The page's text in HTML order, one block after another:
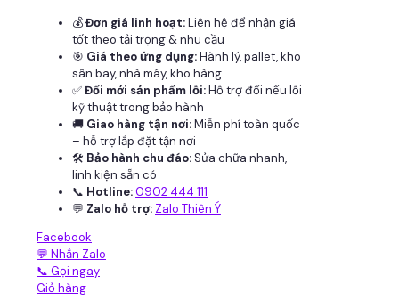
💰Đơn giá linh hoạt:Liên hệ để nhận giá
tốt theo tải trọng & nhu cầu
🎯 Giá theo ứng dụng:Hành lý, pallet, kho
sân bay, nhà máy, kho hàng...
✅Đổi mới sản phẩm lỗi:Hỗ trợ đổi nếu lỗi
kỹ thuật trong bảo hành
🚚 Giao hàng tận nơi:Miễn phí toàn quốc
– hỗ trợ lắp đặt tận nơi
🛠 Bảo hành chu đáo:Sửa chữa nhanh,
linh kiện sẵn có
📞 Hotline:0902 444 111
💬 Zalo hỗ trợ: Zalo Thiên Ý
Facebook
💬 Nhắn Zalo
📞 Gọi ngay
Giỏ hàng